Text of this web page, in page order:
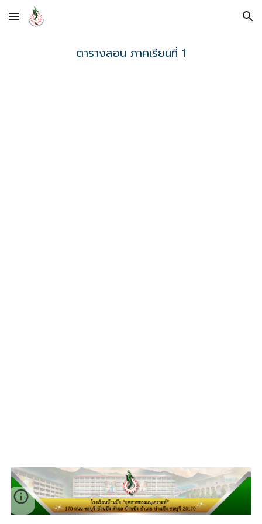
Skip to main content Skip to navigation
ตารางสอน ภาคเรียนที่ 1